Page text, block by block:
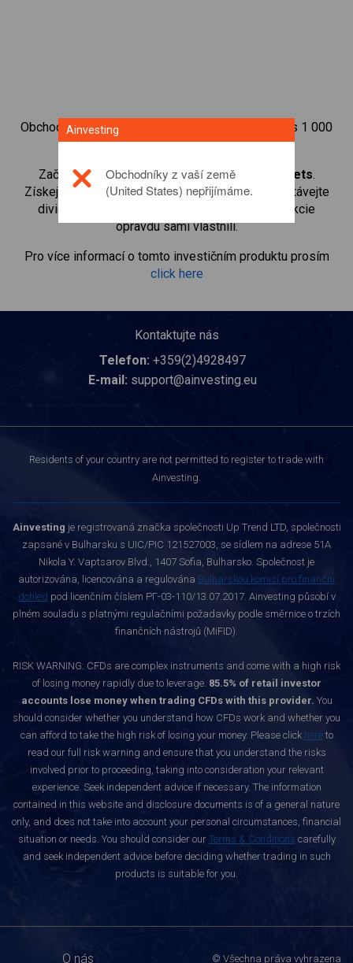
Obchodujte na obchodní platformě Ainvesting přes 1 000
mezinárodních akcií.
Začněte obchodovat CFD naRobinhood Markets.
Získejte přístup ke kurzům v reálném čase a dostávejte
dividendy stejným způsobem, jako kdybyste akcie
opravdu sami vlastnili.
Pro více informací o tomto investičním produktu prosím
click here
Kontaktujte nás
Telefon: +359(2)4928497
E-mail: support@ainvesting.eu
Residents of your country are not permitted to register to trade with
Ainvesting.
Ainvesting je registrovaná značka společnosti Up Trend LTD, společnosti
zapsané v Bulharsku s UIC/PIC 121527003, se sídlem na adrese 51A
Nikola Y. Vaptsarov Blvd., 1407 Sofia, Bulharsko. Společnost je
autorizována, licencována a regulována Bulharskou komisí pro finanční
dohled pod licenčním číslem РГ-03-110/13.07.2017. Ainvesting působí v
plném souladu s platnými regulačními požadavky podle směrnice o trzích
finančních nástrojů (MiFID).
RISK WARNING: CFDs are complex instruments and come with a high risk
of losing money rapidly due to leverage. 85.5% of retail investor
accounts lose money when trading CFDs with this provider. You
should consider whether you understand how CFDs work and whether you
can afford to take the high risk of losing your money. Please click hereto
read our full risk warning and ensure that you understand the risks
involved prior to proceeding, taking into consideration your relevant
experience. Seek independent advice if necessary. The information
contained in this website and disclosure documents is of a general nature
only, and does not take into account your personal circumstances, financial
situation or needs. You should consider our Terms & Conditions carefully
and seek independent advice before deciding whether trading in such
products is suitable for you.
O nás © Všechna práva vyhrazena
Ainvesting
Obchodníky z vaší země
(United States) nepřijímáme.